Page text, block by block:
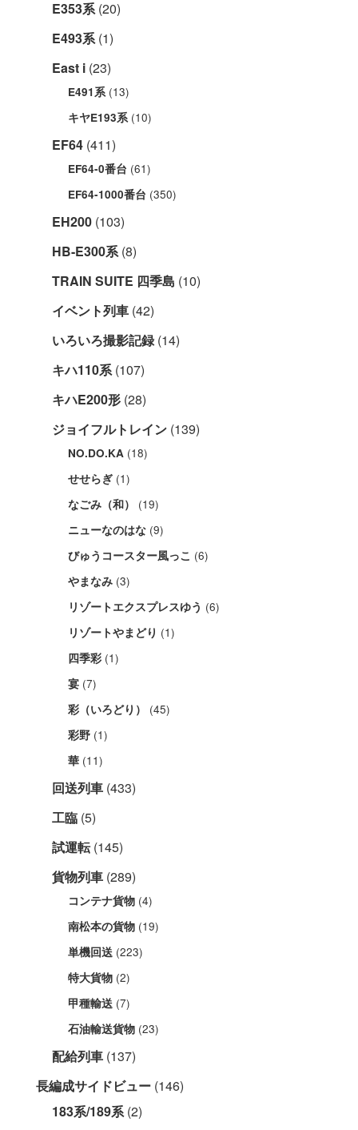
E353系(20)
E493系(1)
East i (23)
E491系 (13)
キヤE193系 (10)
EF64 (411)
EF64-0番台 (61)
EF64-1000番台 (350)
EH200 (103)
HB-E300系(8)
TRAIN SUITE 四季島 (10)
イベント列車 (42)
いろいろ撮影記録(14)
キハ110系(107)
キハE200形 (28)
ジョイフルトレイン (139)
NO.DO.KA (18)
せせらぎ (1)
なごみ（和） (19)
ニューなのはな (9)
びゅうコースター風っこ (6)
やまなみ (3)
リゾートエクスプレスゆう (6)
リゾートやまどり (1)
四季彩 (1)
宴 (7)
彩（いろどり） (45)
彩野 (1)
華 (11)
回送列車 (433)
工臨 (5)
試運転(145)
貨物列車 (289)
コンテナ貨物 (4)
南松本の貨物 (19)
単機回送 (223)
特大貨物 (2)
甲種輸送 (7)
石油輸送貨物 (23)
配給列車 (137)
長編成サイドビュー (146)
183系/189系(2)